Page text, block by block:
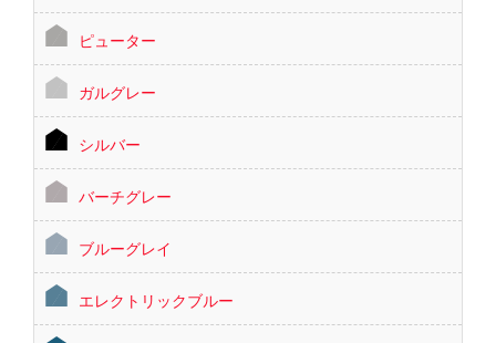
ピューター
ガルグレー
シルバー
バーチグレー
ブルーグレイ
エレクトリックブルー